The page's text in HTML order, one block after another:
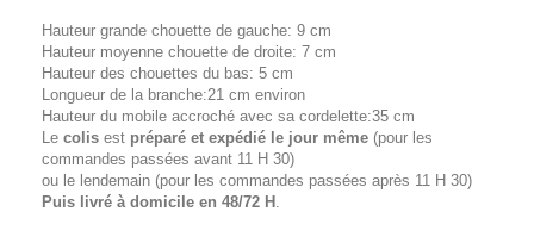
Hauteur grande chouette de gauche: 9 cm
Hauteur moyenne chouette de droite: 7 cm
Hauteur des chouettes du bas: 5 cm
Longueur de la branche:21 cm environ
Hauteur du mobile accroché avec sa cordelette:35 cm
Le colis est préparé et expédié le jour même (pour les
commandes passées avant 11 H 30)
ou le lendemain (pour les commandes passées après 11 H 30)
Puis livré à domicile en 48/72 H .